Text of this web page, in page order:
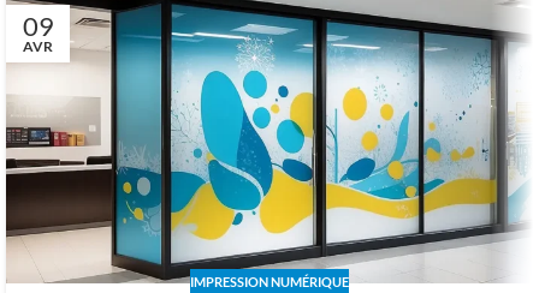
09
AVR
IMPRESSION NUMÉRIQUE